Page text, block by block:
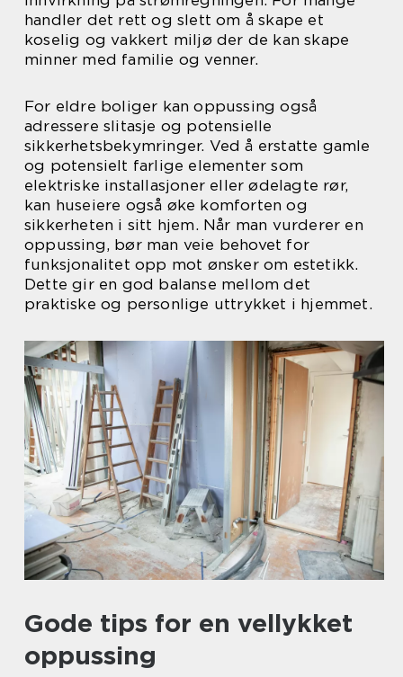
handler det rett og slett om å skape et
koselig og vakkert miljø der de kan skape
minner med familie og venner.
For eldre boliger kan oppussing også
adressere slitasje og potensielle
sikkerhetsbekymringer. Ved å erstatte gamle
og potensielt farlige elementer som
elektriske installasjoner eller ødelagte rør,
kan huseiere også øke komforten og
sikkerheten i sitt hjem. Når man vurderer en
oppussing, bør man veie behovet for
funksjonalitet opp mot ønsker om estetikk.
Dette gir en god balanse mellom det
praktiske og personlige uttrykket i hjemmet.
Gode tips for en vellykket
oppussing